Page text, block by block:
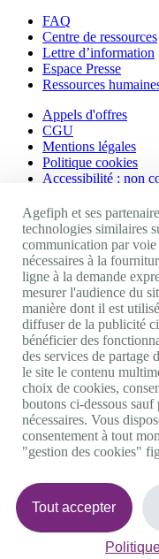
FAQ
Centre de ressources
Lettre d’information
Espace Presse
Ressources
Appels d'offres
CGU
Mentions légales
Politique cookies
Accessibilité : non
Nos autres sites
Site portail Agefiph
Activateur de
Handinnov
Innovation et
Université du RRH
Service AppuiPro
Nous suivre
Youtube
Linkedin
Facebook
Twitter
0 800 11 10 09Services &
Nous contacter
Plateforme de mise
Gestion des cookies
Agefiph et ses
technologies similaires
communication par
nécessaires à la
ligne à la demande
mesurer l'audience du
manière dont il est
diffuser de la publicité
bénéficier des
des services de partage
le site le contenu
choix de cookies,
boutons ci-dessous
nécessaires. Vous
consentement à tout
"gestion des cookies"
Tout accepter